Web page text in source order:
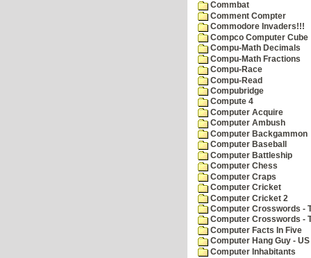
Commbat
Comment Compter
Commodore Invaders!!!
Compco Computer Cube
Compu-Math Decimals
Compu-Math Fractions
Compu-Race
Compu-Read
Compubridge
Compute 4
Computer Acquire
Computer Ambush
Computer Backgammon
Computer Baseball
Computer Battleship
Computer Chess
Computer Craps
Computer Cricket
Computer Cricket 2
Computer Crosswords -
Computer Crosswords -
Computer Facts In Five
Computer Hang Guy -
Computer Inhabitants